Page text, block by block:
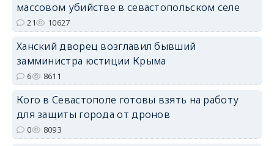
erid: 2SDnjcrDNw6
erid: 2SDnjdPjgYS
массовом убийстве в севастопольском селе
21 10627
Ханский дворец возглавил бывший
замминистра юстиции Крыма
6 8611
Кого в Севастополе готовы взять на работу
для защиты города от дронов
0 8093